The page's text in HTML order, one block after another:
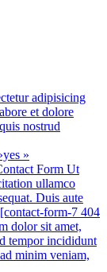
adipisicing
et dolore
nostrud
»
Form Ut
ullamco
Duis aute
form-7 404
dolor sit amet,
tempor incididunt
minim veniam,